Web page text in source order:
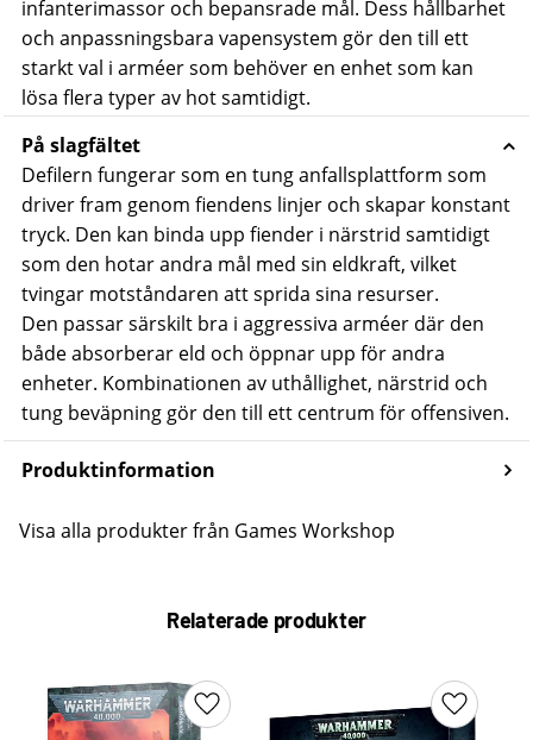
infanterimassor och bepansrade mål. Dess hållbarhet
och anpassningsbara vapensystem gör den till ett
starkt val i arméer som behöver en enhet som kan
lösa flera typer av hot samtidigt.
På slagfältet
Defilern fungerar som en tung anfallsplattform som
driver fram genom fiendens linjer och skapar konstant
tryck. Den kan binda upp fiender i närstrid samtidigt
som den hotar andra mål med sin eldkraft, vilket
tvingar motståndaren att sprida sina resurser.
Den passar särskilt bra i aggressiva arméer där den
både absorberar eld och öppnar upp för andra
enheter. Kombinationen av uthållighet, närstrid och
tung beväpning gör den till ett centrum för offensiven.
Produktinformation
Visa alla produkter från Games Workshop
Relaterade produkter
Lägg till i favoriter Lägg till